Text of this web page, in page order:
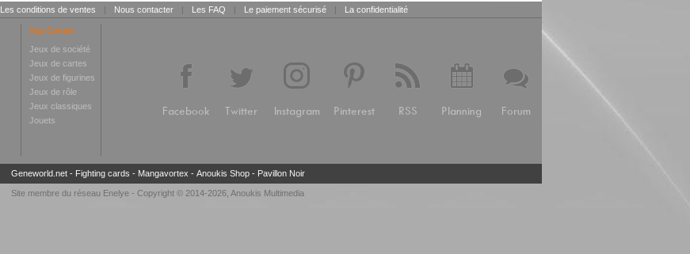
Les conditions de ventes | Nous contacter | Les FAQ | Le paiement sécurisé | La confidentialité
Toy Center
Jeux de société
Jeux de cartes
Jeux de figurines
Jeux de rôle
Jeux classiques
Jouets
Facebook Twitter Instagram Pinterest RSS Planning Forum
Geneworld.net- Fighting cards - Mangavortex - Anoukis Shop- Pavillon Noir
Site membre du réseau Enelye - Copyright © 2014-2026, Anoukis Multimedia